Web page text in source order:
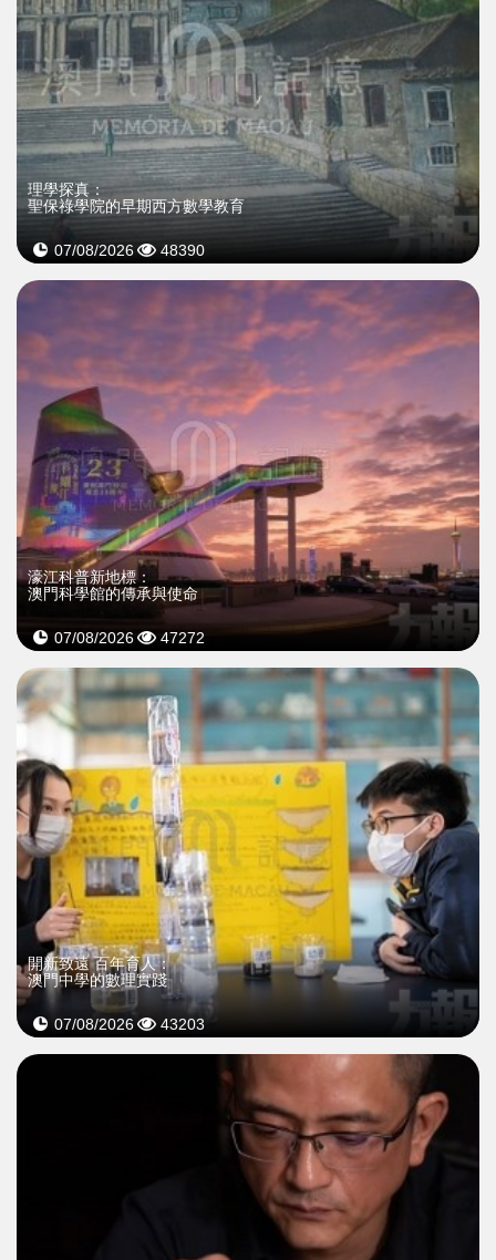
理學探真：
聖保祿學院的早期西方數學教育
07/08/2026 48390
濠江科普新地標：
澳門科學館的傳承與使命
07/08/2026 47272
開新致遠 百年育人：
澳門中學的數理實踐
07/08/2026 43203